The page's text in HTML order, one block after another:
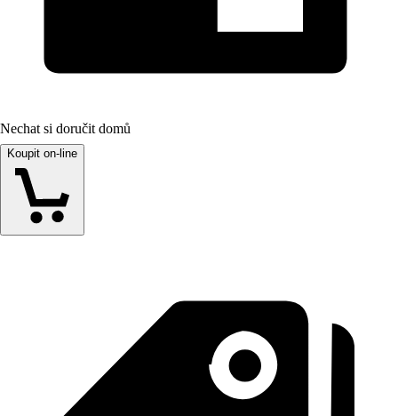
Nechat si doručit domů
Koupit on-line